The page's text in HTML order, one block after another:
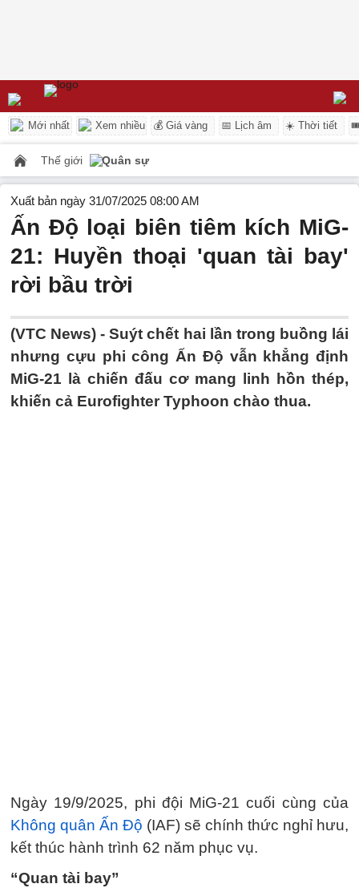
Mới nhất Xem nhiều 💰 Giá vàng 📅 Lịch âm ☀️ Thời tiết
Thế giới Quân sự
Xuất bản ngày 31/07/2025 08:00 AM
Ấn Độ loại biên tiêm kích MiG-
21: Huyền thoại 'quan tài bay'
rời bầu trời
(VTC News) -Suýt chết hai lần trong buồng lái
nhưng cựu phi công Ấn Độ vẫn khẳng định
MiG-21 là chiến đấu cơ mang linh hồn thép,
khiến cả Eurofighter Typhoon chào thua.
Ngày 19/9/2025, phi đội MiG-21 cuối cùng của
Không quân Ấn Độ (IAF) sẽ chính thức nghỉ hưu,
kết thúc hành trình 62 năm phục vụ.
“Quan tài bay”